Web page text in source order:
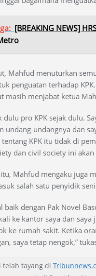
[BREAKING NEWS]
Mahfud menuturkan
penguatan terhadap
masih menjabat ketua
dulu pro KPK sejak dulu.
undang-undangnya dan
KPK itu tidak di
dan civil society ini akan
Mahfud mengaku juga
salah satu penyidik
baik dengan Pak Novel
ke kantor saya dan
ke rumah sakit. Ketika
saya tetap nengok,”
telah tayang di